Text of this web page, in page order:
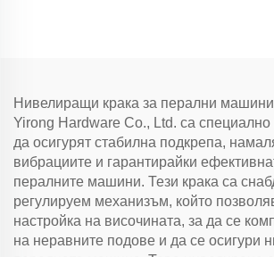
Нивелиращи крака за перални
Yirong Hardware Co., Ltd. са специално
да осигурят стабилна подкрепа,
вибрациите и гарантирайки
пералните машини. Тези крака са
регулируем механизъм, който
настройка на височината, за да се
на неравните подове и да се осигури